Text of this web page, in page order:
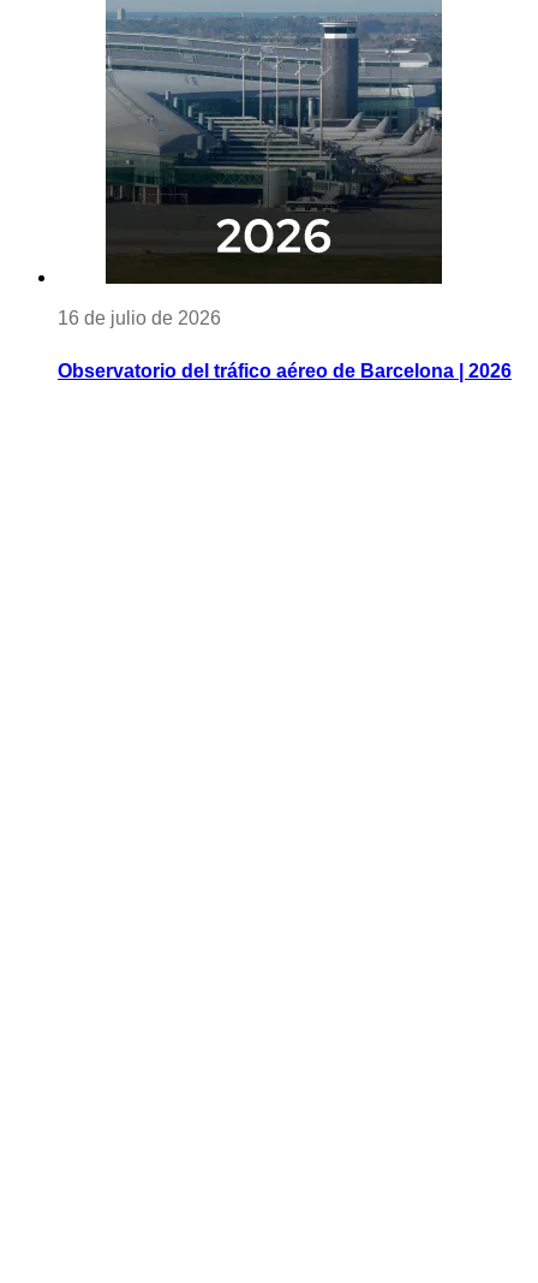
16 de julio de 2026
Observatorio del tráfico aéreo de Barcelona | 2026